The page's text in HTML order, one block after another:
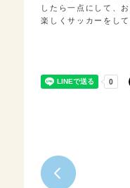
したら一点にして、
楽しくサッカーをし